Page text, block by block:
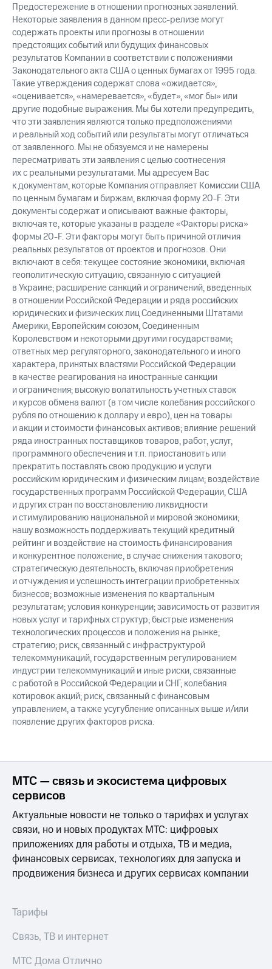
Предостережение в отношении прогнозных заявлений.
Некоторые заявления в данном пресс-релизе могут
содержать проекты или прогнозы в отношении
предстоящих событий или будущих финансовых
результатов Компании в соответствии с положениями
Законодательного акта США о ценных бумагах от 1995 года.
Такие утверждения содержат слова «ожидается»,
«оценивается», «намеревается», «будет», «мог бы» или
другие подобные выражения. Мы бы хотели предупредить,
что эти заявления являются только предположениями
и реальный ход событий или результаты могут отличаться
от заявленного. Мы не обязуемся и не намерены
пересматривать эти заявления с целью соотнесения
их с реальными результатами. Мы адресуем Вас
к документам, которые Компания отправляет Комиссии США
по ценным бумагам и биржам, включая форму20-F.Эти
документы содержат и описывают важные факторы,
включая те, которые указаны в разделе «Факторы риска»
формы20-F.Эти факторы могут быть причиной отличия
реальных результатов от проектов и прогнозов. Они
включают в себя: текущее состояние экономики, включая
геополитическую ситуацию, связанную с ситуацией
в Украине; расширение санкций и ограничений, введенных
в отношении Российской Федерации и ряда российских
юридических и физических лиц Соединенными Штатами
Америки, Европейским союзом, Соединенным
Королевством и некоторыми другими государствами;
ответных мер регуляторного, законодательного и иного
характера, принятых властями Российской Федерации
в качестве реагирования на иностранные санкции
и ограничения; высокую волатильность учетных ставок
и курсов обмена валют (в том числе колебания российского
рубля по отношению к доллару и евро), цен на товары
и акции и стоимости финансовых активов; влияние решений
ряда иностранных поставщиков товаров, работ, услуг,
программного обеспечения и т.п. приостановить или
прекратить поставлять свою продукцию и услуги
российским юридическим и физическим лицам; воздействие
государственных программ Российской Федерации, США
и других стран по восстановлению ликвидности
и стимулированию национальной и мировой экономики;
нашу возможность поддерживать текущий кредитный
рейтинг и воздействие на стоимость финансирования
и конкурентное положение, в случае снижения такового;
стратегическую деятельность, включая приобретения
и отчуждения и успешность интеграции приобретенных
бизнесов; возможные изменения по квартальным
результатам; условия конкуренции; зависимость от развития
новых услуг и тарифных структур; быстрые изменения
технологических процессов и положения на рынке;
стратегию; риск, связанный с инфраструктурой
телекоммуникаций, государственным регулированием
индустрии телекоммуникаций и иные риски, связанные
с работой в Российской Федерации и СНГ; колебания
котировок акций; риск, связанный с финансовым
управлением, а также усугубление описанных выше и/или
появление других факторов риска.
МТС — связь и экосистема цифровых
сервисов
Актуальные новости не только о тарифах и услугах
связи, но и новых продуктах МТС: цифровых
приложениях для работы и отдыха, ТВ и медиа,
финансовых сервисах, технологиях для запуска и
продвижения бизнеса и других сервисах компании
Тарифы
Связь, ТВ и интернет
МТС Дома Отлично